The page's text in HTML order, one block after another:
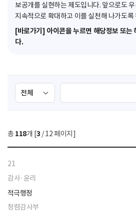
보공개를 실현하는 제도입니다. 앞으로도
지속적으로 확대하고 이를 실천해 나가도록
[바로가기] 아이콘을 누르면 해당정보 또는
다.
검
색
선
택
색
총 118개 [3 / 12 페이지]
21
감사·윤리
적극행정
청렴감사부